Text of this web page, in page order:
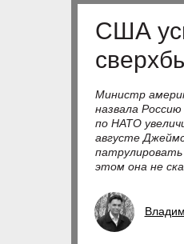
США
Министр
назвала
по НАТО
августе
этом она не